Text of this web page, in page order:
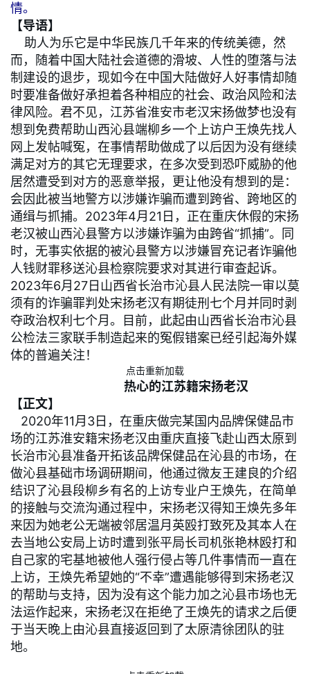
情。
【导语】
助人为乐它是中华民族几千年来的传统美德，然
而，随着中国大陆社会道德的滑坡、人性的堕落与法
制建设的退步，现如今在中国大陆做好人好事情却随
时要准备做好承担着各种相应的社会、政治风险和法
律风险。君不见，江苏省淮安市老汉宋扬做梦也没有
想到免费帮助山西沁县端柳乡一个上访户王焕先找人
网上发帖喊冤，在事情帮助做成了以后因为没有继续
满足对方的其它无理要求，在多次受到恐吓威胁的他
居然遭受到对方的恶意举报，更让他没有想到的是：
会因此被当地警方以涉嫌诈骗而遭到跨省、跨地区的
通缉与抓捕。2023年4月21日，正在重庆休假的宋扬
老汉被山西沁县警方以涉嫌诈骗为由跨省“抓捕”。同
时，无事实依据的被沁县警方以涉嫌冒充记者诈骗他
人钱财罪移送沁县检察院要求对其进行审查起诉。
2023年6月27日山西省长治市沁县人民法院一审以莫
须有的诈骗罪判处宋扬老汉有期徒刑七个月并同时剥
夺政治权利七个月。目前，此起由山西省长治市沁县
公检法三家联手制造起来的冤假错案已经引起海外媒
体的普遍关注！
点击重新加载
热心的江苏籍宋扬老汉
【正文】
2020年11月3日，在重庆做完某国内品牌保健品市
场的江苏淮安籍宋扬老汉由重庆直接飞赴山西太原到
长治市沁县准备开拓该品牌保健品在沁县的市场，在
做沁县基础市场调研期间，他通过微友王建良的介绍
结识了沁县段柳乡有名的上访专业户王焕先，在简单
的接触与交流沟通过程中，宋扬老汉得知王焕先多年
来因为她老公无端被邻居温月英殴打致死及其本人在
去当地公安局上访时遭到张平局长司机张艳林殴打和
自己家的宅基地被他人强行侵占等几件事情而一直在
上访，王焕先希望她的“不幸”遭遇能够得到宋扬老汉
的帮助与支持，因为没有这个能力加之沁县市场也无
法运作起来，宋扬老汉在拒绝了王焕先的请求之后便
于当天晚上由沁县直接返回到了太原清徐团队的驻
地。